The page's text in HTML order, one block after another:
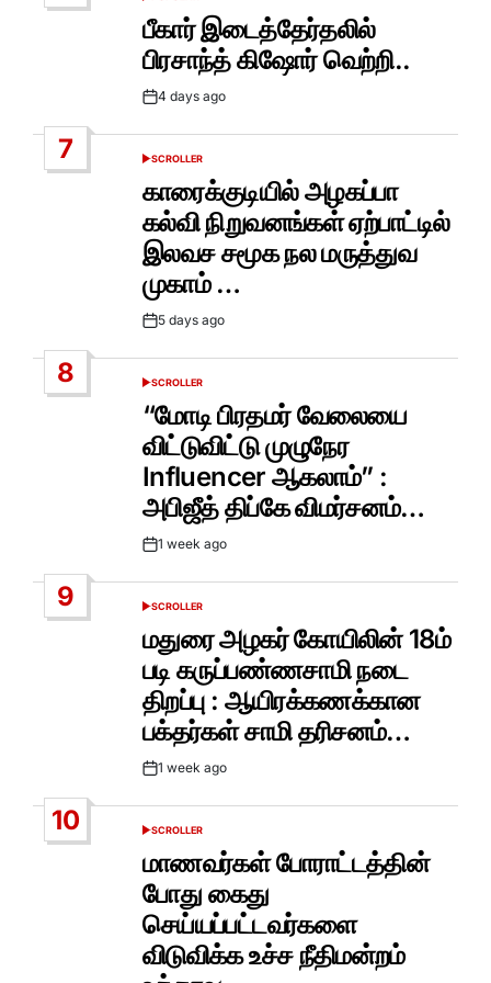
IN
பீகார் இடைத்தேர்தலில்
பிரசாந்த் கிஷோர் வெற்றி..
Post4 days ago
7
POSTED
SCROLLER
காரைக்குடியில் அழகப்பா
கல்வி நிறுவனங்கள் ஏற்பாட்டில்
இலவச சமூக நல மருத்துவ
முகாம் …
Post5 days ago
8
POSTED
IN
SCROLLER
“மோடி பிரதமர் வேலையை
விட்டுவிட்டு முழுநேர
Influencer ஆகலாம்” :
அபிஜீத் திப்கே விமர்சனம்…
Post1 week ago
9
POSTED
SCROLLER
மதுரை அழகர் கோயிலின் 18ம்
படி கருப்பண்ணசாமி நடை
திறப்பு : ஆயிரக்கணக்கான
பக்தர்கள் சாமி தரிசனம்…
Post1 week ago
10
POSTED
SCROLLER
மாணவர்கள் போராட்டத்தின்
போது கைது
செய்யப்பட்டவர்களை
விடுவிக்க உச்ச நீதிமன்றம்